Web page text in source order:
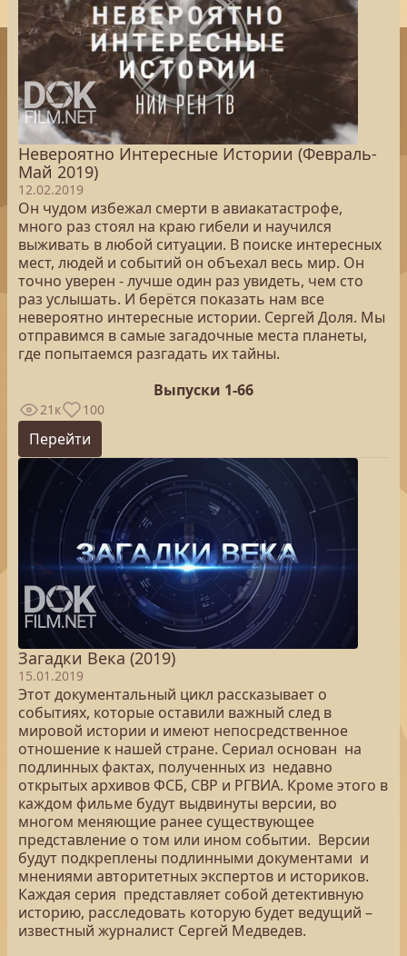
Невероятно Интересные Истории (Февраль-
Май 2019)
12.02.2019
Он чудом избежал смерти в авиакатастрофе,
много раз стоял на краю гибели и научился
выживать в любой ситуации. В поиске интересных
мест, людей и событий он объехал весь мир. Он
точно уверен - лучше один раз увидеть, чем сто
раз услышать. И берётся показать нам все
невероятно интересные истории. Сергей Доля. Мы
отправимся в самые загадочные места планеты,
где попытаемся разгадать их тайны.
Выпуски 1-66
21к 100
Перейти
Загадки Века (2019)
15.01.2019
Этот документальный цикл рассказывает о
событиях, которые оставили важный след в
мировой истории и имеют непосредственное
отношение к нашей стране. Сериал основан на
подлинных фактах, полученных из недавно
открытых архивов ФСБ, СВР и РГВИА. Кроме этого в
каждом фильме будут выдвинуты версии, во
многом меняющие ранее существующее
представление о том или ином событии. Версии
будут подкреплены подлинными документами и
мнениями авторитетных экспертов и историков.
Каждая серия представляет собой детективную
историю, расследовать которую будет ведущий –
известный журналист Сергей Медведев.